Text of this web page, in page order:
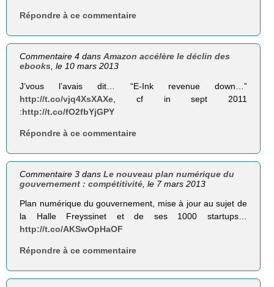
Répondre à ce commentaire
Commentaire 4 dansAmazon accélère le déclin des
ebooks, le 10 mars 2013
J’vous l’avais dit… “E-Ink revenue down…”
http://t.co/vjq4XsXAXe , cf in sept 2011
:http://t.co/fO2fbYjGPY
Répondre à ce commentaire
Commentaire 3 dansLe nouveau plan numérique du
gouvernement : compétitivité , le 7 mars 2013
Plan numérique du gouvernement, mise à jour au sujet de
la Halle Freyssinet et de ses 1000 startups…
http://t.co/AKSwOpHaOF
Répondre à ce commentaire